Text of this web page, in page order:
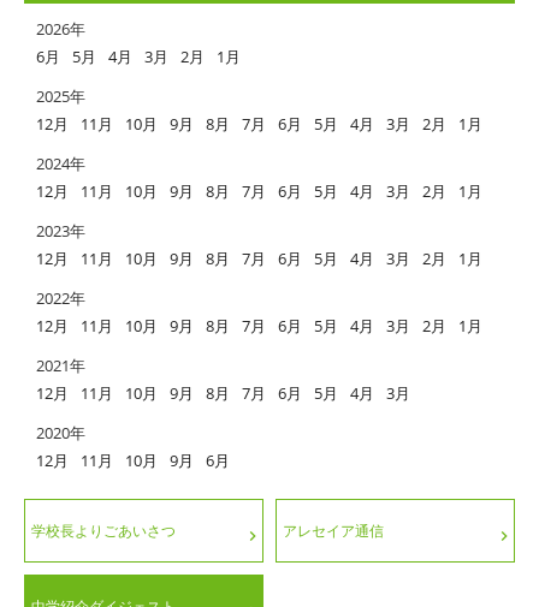
2026年
6月
5月 4月 3月 2月
1月
2025年
12月
11月 10月 9月 8月 7月 6月 5月 4月 3月 2月
1月
2024年
12月
11月 10月 9月 8月 7月 6月 5月 4月 3月 2月
1月
2023年
12月
11月 10月 9月 8月 7月 6月 5月 4月 3月 2月
1月
2022年
12月
11月 10月 9月 8月 7月 6月 5月 4月 3月 2月
1月
2021年
12月
11月 10月 9月 8月 7月 6月 5月 4月
3月
2020年
12月
11月 10月 9月 6月
学校長よりごあいさつ アレセイア通信